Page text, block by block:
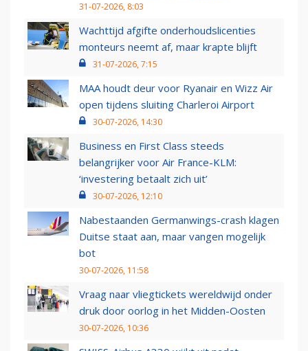
31-07-2026, 8:03
Wachttijd afgifte onderhoudslicenties
monteurs neemt af, maar krapte blijft
31-07-2026, 7:15
MAA houdt deur voor Ryanair en Wizz Air
open tijdens sluiting Charleroi Airport
30-07-2026, 14:30
Business en First Class steeds
belangrijker voor Air France-KLM:
‘investering betaalt zich uit’
30-07-2026, 12:10
Nabestaanden Germanwings-crash klagen
Duitse staat aan, maar vangen mogelijk
bot
30-07-2026, 11:58
Vraag naar vliegtickets wereldwijd onder
druk door oorlog in het Midden-Oosten
30-07-2026, 10:36